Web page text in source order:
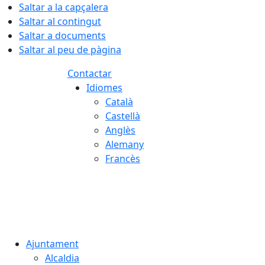
Saltar a la capçalera
Saltar al contingut
Saltar a documents
Saltar al peu de pàgina
Contactar
Idiomes
Català
Castellà
Anglès
Alemany
Francès
Ajuntament
Alcaldia